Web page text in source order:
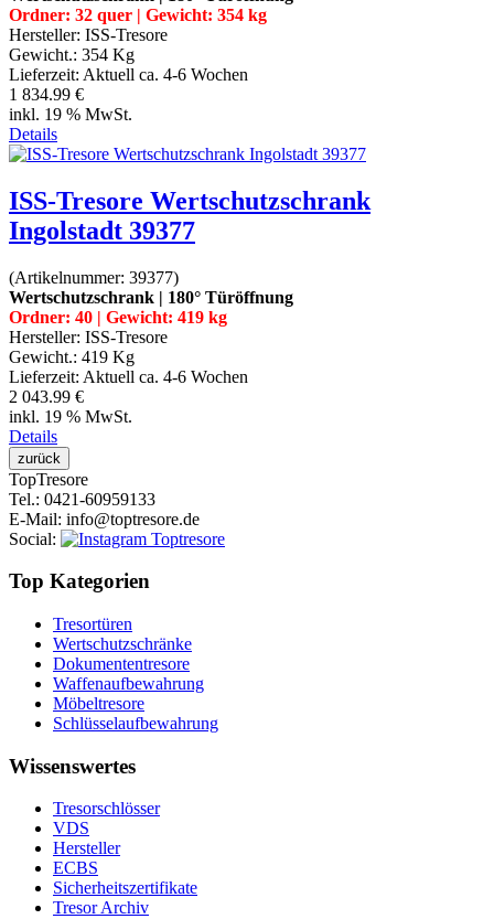
Ordner: 32 quer | Gewicht: 354 kg
Hersteller: ISS-Tresore
Gewicht.: 354 Kg
Lieferzeit: Aktuell ca. 4-6 Wochen
1 834.99 €
inkl. 19 % MwSt.
Details
ISS-Tresore Wertschutzschrank
Ingolstadt 39377
(Artikelnummer: 39377)
Wertschutzschrank | 180° Türöffnung
Ordner: 40 | Gewicht: 419 kg
Hersteller: ISS-Tresore
Gewicht.: 419 Kg
Lieferzeit: Aktuell ca. 4-6 Wochen
2 043.99 €
inkl. 19 % MwSt.
Details
TopTresore
Tel.: 0421-60959133
E-Mail: info@toptresore.de
Social:
Top Kategorien
Tresortüren
Wertschutzschränke
Dokumententresore
Waffenaufbewahrung
Möbeltresore
Schlüsselaufbewahrung
Wissenswertes
Tresorschlösser
VDS
Hersteller
ECBS
Sicherheitszertifikate
Tresor Archiv